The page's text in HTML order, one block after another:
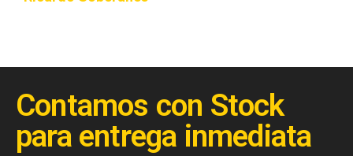
Contamos con Stock
para entrega inmediata